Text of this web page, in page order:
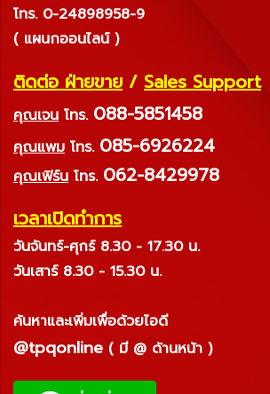
โทร. 0-24898958-9
( แผนกออนไลน์ )
ติดต่อ ฝ่ายขาย / Sales Support
คุณเจน โทร. 088-5851458
คุณแพม โทร. 085-6926224
คุณเฟิร์น โทร. 062-8429978
เวลาเปิดทำการ
วันจันทร์-ศุกร์ 8.30 - 17.30 น.
วันเสาร์ 8.30 - 15.30 น.
ค้นหาและเพิ่มเพื่อด้วยไอดี
@tpqonline ( มี @ ด้านหน้า )